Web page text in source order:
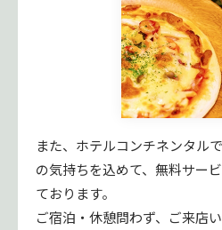
また、ホテルコンチネンタル
の気持ちを込めて、無料サー
ております。
ご宿泊・休憩問わず、ご来店